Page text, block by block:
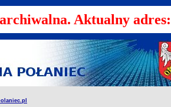
Aktualny adres: